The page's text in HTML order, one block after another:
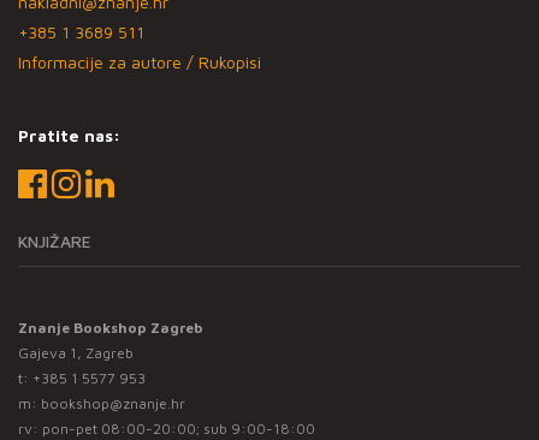
+385 1 3689 511
Informacije za autore / Rukopisi
Pratite nas:
KNJIŽARE
Znanje Bookshop Zagreb
Gajeva 1, Zagreb
t: +385 1 5577 953
m: bookshop@znanje.hr
rv: pon-pet 08:00-20:00; sub 9:00-18:00